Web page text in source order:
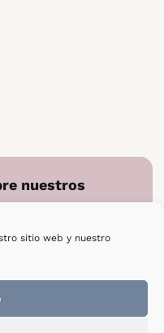
sitio web y nuestro
nuestros